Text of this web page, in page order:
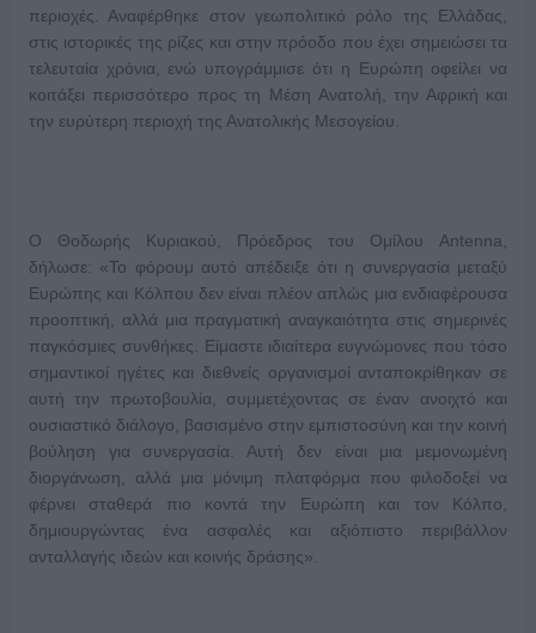
περιοχές. Αναφέρθηκε στον γεωπολιτικό ρόλο της Ελλάδας,
στις ιστορικές της ρίζες και στην πρόοδο που έχει σημειώσει τα
τελευταία χρόνια, ενώ υπογράμμισε ότι η Ευρώπη οφείλει να
κοιτάξει περισσότερο προς τη Μέση Ανατολή, την Αφρική και
την ευρύτερη περιοχή της Ανατολικής Μεσογείου.
Ο Θοδωρής Κυριακού, Πρόεδρος του Ομίλου Antenna,
δήλωσε: «Το φόρουμ αυτό απέδειξε ότι η συνεργασία μεταξύ
Ευρώπης και Κόλπου δεν είναι πλέον απλώς μια ενδιαφέρουσα
προοπτική, αλλά μια πραγματική αναγκαιότητα στις σημερινές
παγκόσμιες συνθήκες. Είμαστε ιδιαίτερα ευγνώμονες που τόσο
σημαντικοί ηγέτες και διεθνείς οργανισμοί ανταποκρίθηκαν σε
αυτή την πρωτοβουλία, συμμετέχοντας σε έναν ανοιχτό και
ουσιαστικό διάλογο, βασισμένο στην εμπιστοσύνη και την κοινή
βούληση για συνεργασία. Αυτή δεν είναι μια μεμονωμένη
διοργάνωση, αλλά μια μόνιμη πλατφόρμα που φιλοδοξεί να
φέρνει σταθερά πιο κοντά την Ευρώπη και τον Κόλπο,
δημιουργώντας ένα ασφαλές και αξιόπιστο περιβάλλον
ανταλλαγής ιδεών και κοινής δράσης».